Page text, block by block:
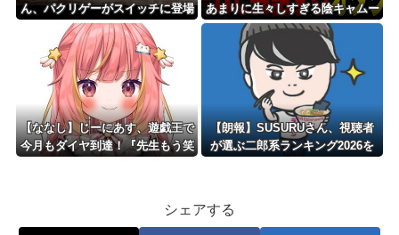
ん、パクリゲーがスイッチに登場
してしまうｗｗｗｗｗｗｗｗｗｗ
あまりに生々しすぎる陰キャムー
ブでギャルをガチ困惑
【ななし】じーにあす、遊戯王で
今月もダイヤ到達！『先生もう笑
【朗報】SUSURUさん、視聴者
が選ぶ二郎系ランキング2026を
シェアする